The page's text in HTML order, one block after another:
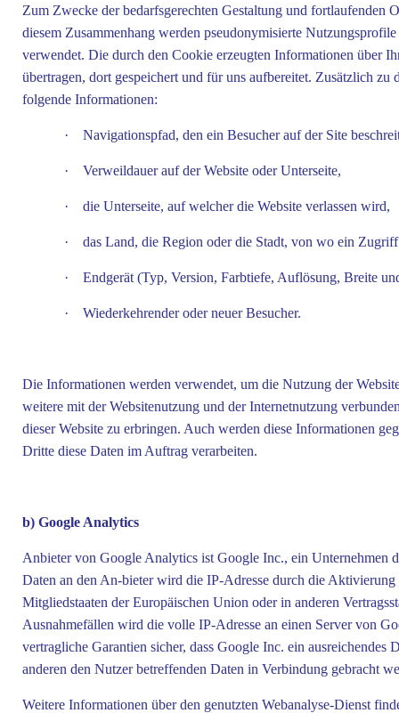
Zum Zwecke der bedarfsgerechten Gestaltung und fortlaufenden
diesem Zusammenhang werden pseudonymisierte
verwendet. Die durch den Cookie erzeugten Informationen über
übertragen, dort gespeichert und für uns aufbereitet. Zusätzlich
folgende Informationen:
· Navigationspfad, den ein Besucher auf der Site
· Verweildauer auf der Website oder Unterseite,
· die Unterseite, auf welcher die Website verlassen wird,
· das Land, die Region oder die Stadt, von wo ein
· Endgerät (Typ, Version, Farbtiefe, Auflösung, Breite
· Wiederkehrender oder neuer Besucher.
Die Informationen werden verwendet, um die Nutzung der
weitere mit der Websitenutzung und der Internetnutzung
dieser Website zu erbringen. Auch werden diese Informationen
Dritte diese Daten im Auftrag verarbeiten.
b) Google Analytics
Anbieter von Google Analytics ist Google Inc., ein
Daten an den An-bieter wird die IP-Adresse durch die
Mitgliedstaaten der Europäischen Union oder in anderen
Ausnahmefällen wird die volle IP-Adresse an einen Server von
vertragliche Garantien sicher, dass Google Inc. ein
anderen den Nutzer betreffenden Daten in Verbindung gebracht
Weitere Informationen über den genutzten Webanalyse-Dienst